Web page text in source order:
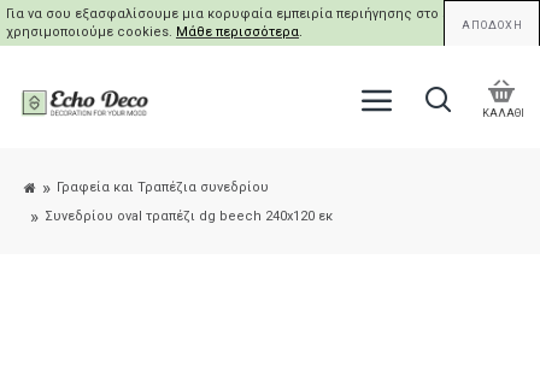
Για να σου εξασφαλίσουμε μια κορυφαία εμπειρία περιήγησης στο site μας,
χρησιμοποιούμε cookies. Μάθε περισσότερα. ΑΠΟΔΟΧΗ
ΚΑΛΑΘΙ
Γραφεία και Τραπέζια συνεδρίου
Συνεδρίου oval τραπέζι dg beech 240x120 εκ